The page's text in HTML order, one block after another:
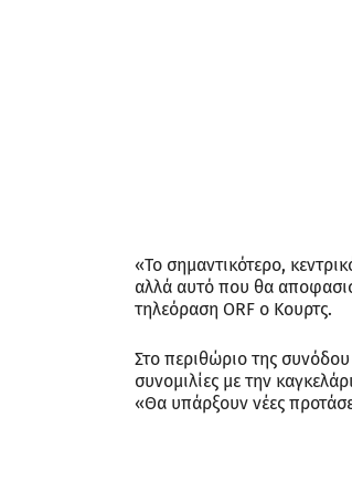
«Το σημαντικότερο,
αλλά αυτό που θα
τηλεόραση ORF ο Κουρτς.
Στο περιθώριο της
συνομιλίες με την
«Θα υπάρξουν νέες